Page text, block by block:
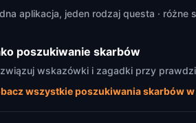
aplikacja, jeden rodzaj questa · różne
poszukiwanie skarbów
wskazówki i zagadki przy
wszystkie poszukiwania skarbów